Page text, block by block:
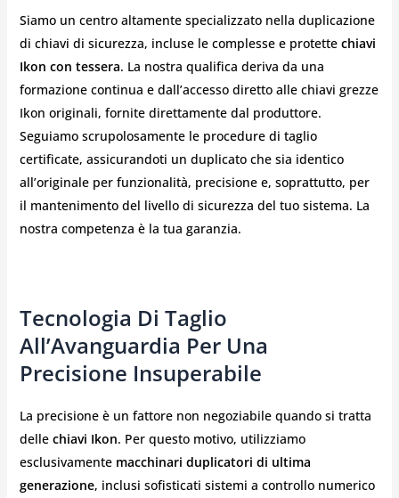
Siamo un centro altamente specializzato nella duplicazione
di chiavi di sicurezza, incluse le complesse e protette chiavi
Ikon con tessera. La nostra qualifica deriva da una
formazione continua e dall’accesso diretto alle chiavi grezze
Ikon originali, fornite direttamente dal produttore.
Seguiamo scrupolosamente le procedure di taglio
certificate, assicurandoti un duplicato che sia identico
all’originale per funzionalità, precisione e, soprattutto, per
il mantenimento del livello di sicurezza del tuo sistema. La
nostra competenza è la tua garanzia.
Tecnologia Di Taglio
All’Avanguardia Per Una
Precisione Insuperabile
La precisione è un fattore non negoziabile quando si tratta
delle chiavi Ikon. Per questo motivo, utilizziamo
esclusivamente macchinari duplicatori di ultima
generazione, inclusi sofisticati sistemi a controllo numerico